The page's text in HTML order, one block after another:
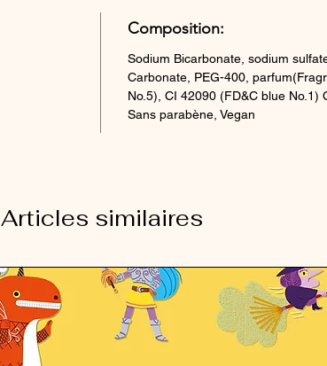
Composition:
Sodium Bicarbonate, sodium
Carbonate, PEG-400,
No.5), CI 42090 (FD&C blue No.1)
Sans parabène, Vegan
Articles similaires